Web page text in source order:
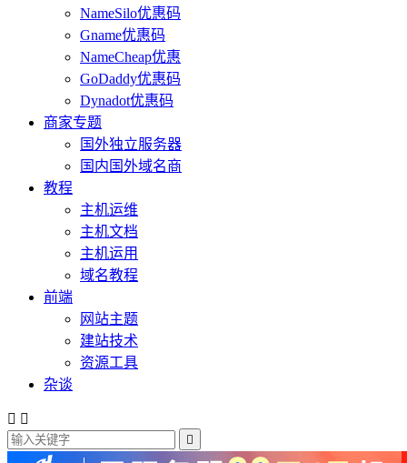
NameSilo优惠码
Gname优惠码
NameCheap优惠
GoDaddy优惠码
Dynadot优惠码
商家专题
国外独立服务器
国内国外域名商
教程
主机运维
主机文档
主机运用
域名教程
前端
网站主题
建站技术
资源工具
杂谈
 
